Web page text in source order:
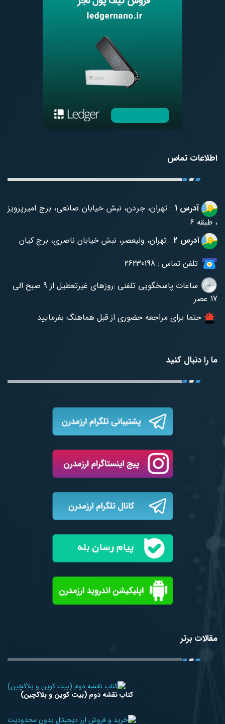
اطلاعات تماس
آدرس 1 : تهران، جردن، نبش خیابان صانعی، برج امیرپرویز
، طبقه 6
آدرس 2
: تهران، ولیعصر، نبش خیابان ناصری، برج کیان
تلفن تماس : 26230198
ساعات پاسخگویی تلفنی :روزهای غیرتعطیل از 9 صبح الی
17 عصر
حتما برای مراجعه حضوری از قبل هماهنگ بفرمایید
ما را دنبال کنید
مقالات برتر
کتاب نقشه دوم (بیت کوین و بلاکچین)